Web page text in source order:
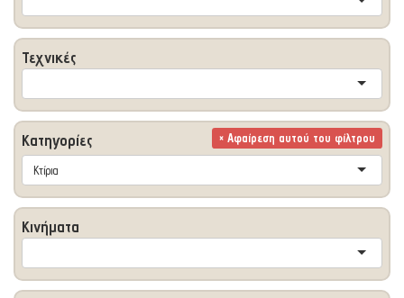
Τεχνικές
Κατηγορίες × Αφαίρεση αυτού του φίλτρου
Κτίρια
Κινήματα